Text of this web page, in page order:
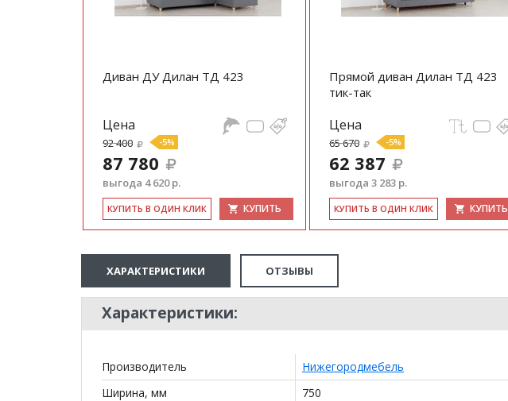
Диван ДУ Дилан ТД 423
Цена
92 400 -5%
87 780
выгода 4 620 р.
КУ­ПИТЬ В ОДИН КЛИК КУПИТЬ
Прямой диван Дилан ТД 423
тик-так
Цена
65 670 -5%
62 387
выгода 3 283 р.
КУ­ПИТЬ В ОДИН КЛИК КУПИТЬ
ХАРАКТЕРИСТИКИ ОТЗЫВЫ
Характеристики:
Производитель
Нижегородмебель
Ширина, мм
750